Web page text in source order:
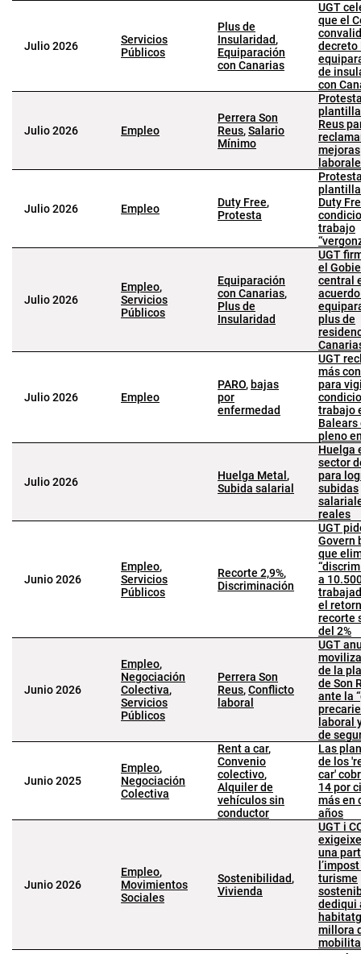
Julio 2026
Servicios
Públicos
Plus de
Insularidad,
Equiparación
con Canarias
UGT
que el
decreto
de
con
Julio 2026 Empleo
Perrera Son
Reus,Salario
Mínimo
plantilla
Reus
mejoras
Julio 2026 Empleo Duty Free,
Protesta
Duty
trabajo
Julio 2026
Empleo,
Servicios
Públicos
Equiparación
con Canarias,
Plus de
Insularidad
UGT
el
central
plus de
Julio 2026 Empleo
PARO, bajas
por
enfermedad
UGT
más
para
trabajo
Balears
pleno
Julio 2026 Huelga Metal ,
Subida salarial
Huelga
sector
para
subidas
reales
Junio 2026
Empleo,
Servicios
Públicos
Recorte 2,9%,
Discriminación
UGT
Govern
que
a
el
recorte
del 2%
Junio 2026
Empleo,
Negociación
Colectiva,
Servicios
Públicos
Perrera Son
Reus,Conflicto
laboral
UGT
de la
de Son
ante la
laboral
de
Junio 2025
Empleo,
Negociación
Colectiva
Rent a car,
Convenio
colectivo,
Alquiler de
vehículos sin
conductor
Las
de los
car'
14 por
más en
años
Junio 2026
Empleo,
Movimientos
Sociales
Sostenibilidad,
Vivienda
UGT i
una
turisme
dediqui
millora